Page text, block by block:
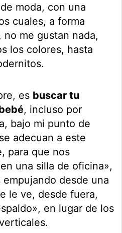
moda, con una
cuales, a forma
me gustan nada,
los colores, hasta
es buscar tu
, incluso por
bajo mi punto de
adecuan a este
para que nos
una silla de oficina»,
desde una
le ve, desde fuera,
en lugar de los